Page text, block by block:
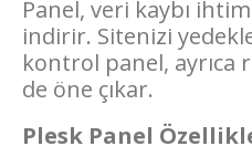
Panel, veri kaybı
indirir. Sitenizi
kontrol panel, ayrıca
de öne çıkar.
Plesk Panel